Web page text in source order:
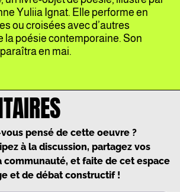
Yuliia Ignat. Elle performe en
ou croisées avec d’autres
la poésie contemporaine. Son
en mai.
vous pensé de cette oeuvre ?
à la discussion, partagez vos
communauté, et faite de cet espace
et de débat constructif !